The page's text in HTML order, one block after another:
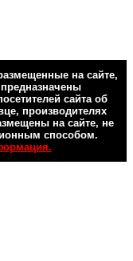
на сайте,
сайта об
производителях
на сайте, не
способом.